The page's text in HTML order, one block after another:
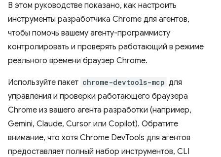
В этом руководстве показано, как настроить
инструменты разработчика Chrome для агентов,
чтобы помочь вашему агенту-программисту
контролировать и проверять работающий в режиме
реального времени браузер Chrome.
Используйте пакет chrome-devtools-mcp для
управления и проверки работающего браузера
Chrome из вашего агента разработки (например,
Gemini, Claude, Cursor или Copilot). Обратите
внимание, что хотя Chrome DevTools для агентов
предоставляет полный набор инструментов, CLI